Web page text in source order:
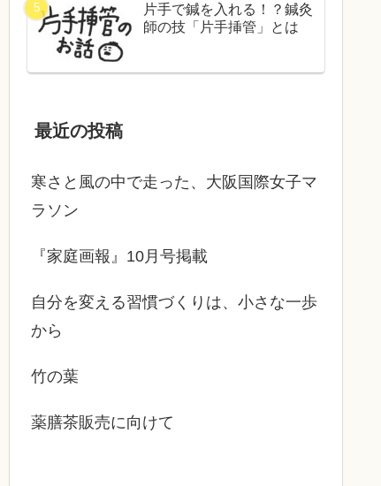
片手で鍼を入れる！？鍼灸
師の技「片手挿管」とは
最近の投稿
寒さと風の中で走った、大阪国際女子マ
ラソン
『家庭画報』10月号掲載
自分を変える習慣づくりは、小さな一歩
から
竹の葉
薬膳茶販売に向けて